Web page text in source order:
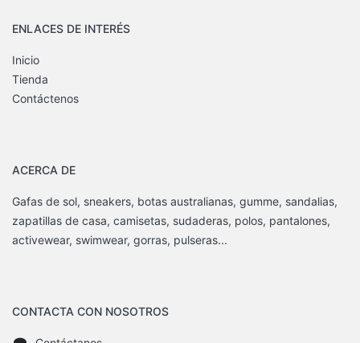
ENLACES DE INTERÉS
Inicio
Tienda
Contáctenos
ACERCA DE
Gafas de sol, sneakers, botas australianas, gumme, sandalias,
zapatillas de casa, camisetas, sudaderas, polos, pantalones,
activewear, swimwear, gorras, pulseras...
CONTACTA CON NOSOTROS